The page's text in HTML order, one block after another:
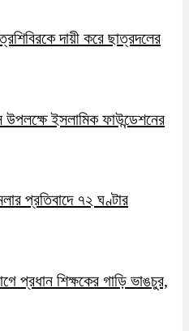
দায়ী করে ছাত্রদলের
ইসলামিক ফাউন্ডেশনের
প্রতিবাদে ৭২ ঘণ্টার
প্রধান শিক্ষকের গাড়ি ভাঙচুর,